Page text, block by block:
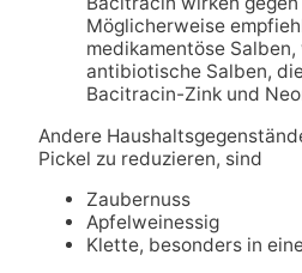
Möglicherweise
medikamentöse
antibiotische Salben,
Bacitracin-Zink und
Andere
Pickel zu reduzieren, sind
Zaubernuss
Apfelweinessig
Klette, besonders in